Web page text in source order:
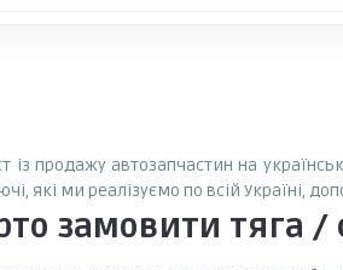
із продажу автозапчастин на
які ми реалізуємо по всій Україні,
замовити тяга /